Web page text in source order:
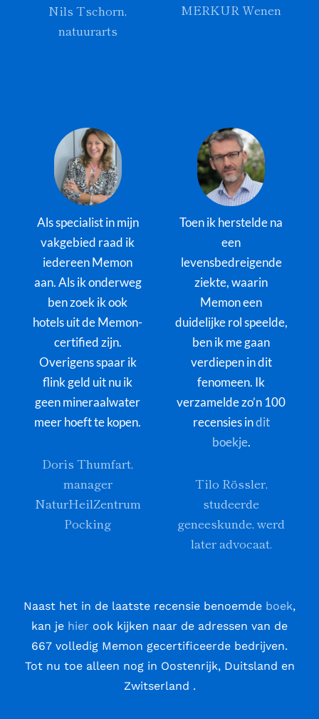
Nils Tschorn,
natuurarts
MERKUR Wenen
Als specialist in mijn
vakgebied raad ik
iedereen Memon
aan. Als ik onderweg
ben zoek ik ook
hotels uit de Memon-
certified zijn.
Overigens spaar ik
flink geld uit nu ik
geen mineraalwater
meer hoeft te kopen.
Doris Thumfart,
manager
NaturHeilZentrum
Pocking
Toen ik herstelde na
een
levensbedreigende
ziekte, waarin
Memon een
duidelijke rol speelde,
ben ik me gaan
verdiepen in dit
fenomeen. Ik
verzamelde zo’n 100
recensies indit
boekje.
Tilo Rössler,
studeerde
geneeskunde, werd
later advocaat.
Naast het in de laatste recensie benoemde boek,
kan je hier ook kijken naar de adressen van de
667 volledig Memon gecertificeerde bedrijven.
Tot nu toe alleen nog in Oostenrijk, Duitsland en
Zwitserland .